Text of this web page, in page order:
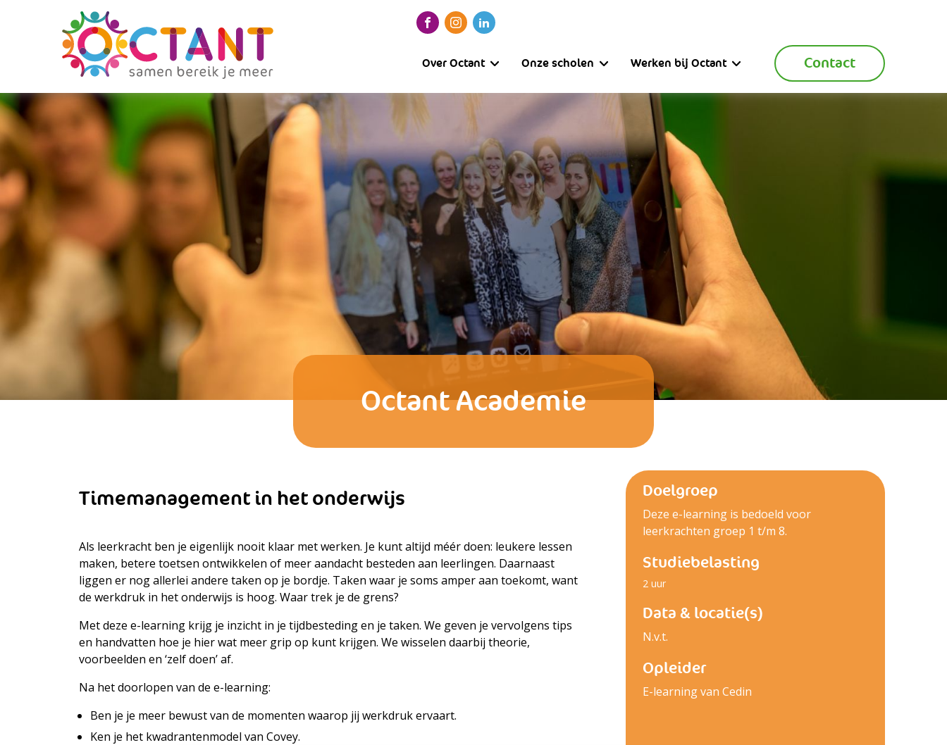
Over Octant Onze scholen Werken bij Octant Contact
Octant Academie
Timemanagement in het onderwijs
Als leerkracht ben je eigenlijk nooit klaar met werken. Je kunt altijd méér doen: leukere lessen
maken, betere toetsen ontwikkelen of meer aandacht besteden aan leerlingen. Daarnaast
liggen er nog allerlei andere taken op je bordje. Taken waar je soms amper aan toekomt, want
de werkdruk in het onderwijs is hoog. Waar trek je de grens?
Met deze e-learning krijg je inzicht in je tijdbesteding en je taken. We geven je vervolgens tips
en handvatten hoe je hier wat meer grip op kunt krijgen. We wisselen daarbij theorie,
voorbeelden en ‘zelf doen’ af.
Na het doorlopen van de e-learning:
Ben je je meer bewust van de momenten waarop jij werkdruk ervaart.
Ken je het kwadrantenmodel van Covey.
Doelgroep
Deze e-learning is bedoeld voor
leerkrachten groep 1 t/m 8.
Studiebelasting
2 uur
Data & locatie(s)
N.v.t.
Opleider
E-learning van Cedin